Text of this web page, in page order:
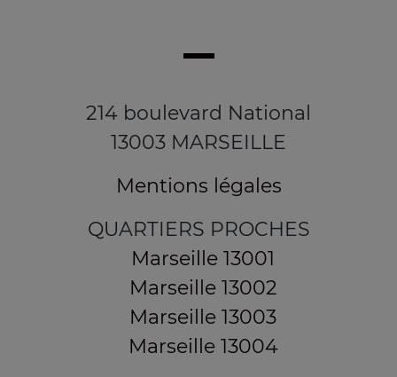
214 boulevard National
13003 MARSEILLE
Mentions légales
QUARTIERS PROCHES
Marseille 13001
Marseille 13002
Marseille 13003
Marseille 13004